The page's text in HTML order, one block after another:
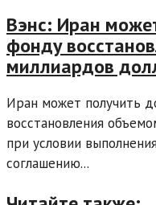
Вэнс: Иран
фонду
миллиардов
Иран может получить
восстановления
при условии
соглашению...